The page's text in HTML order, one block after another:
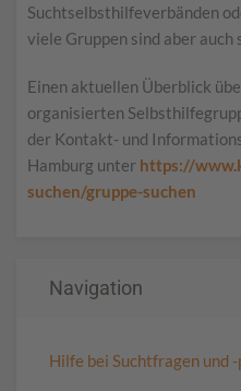
Suchtselbsthilfeverbänden
viele Gruppen sind aber auch
Einen aktuellen Überblick
organisierten
der Kontakt- und
Hamburg unter https://
suchen/gruppe-suchen
Navigation
Hilfe bei Suchtfragen und